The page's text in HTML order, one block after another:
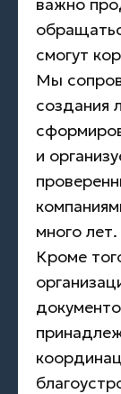
смогут
Мы
создания
и
много лет.
Кроме